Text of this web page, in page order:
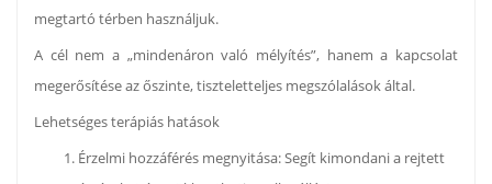
megtartó térben használjuk.
A cél nem a „mindenáron való mélyítés”, hanem a kapcsolat
megerősítése az őszinte, tiszteletteljes megszólalások által.
Lehetséges terápiás hatások
Érzelmi hozzáférés megnyitása: Segít kimondani a rejtett